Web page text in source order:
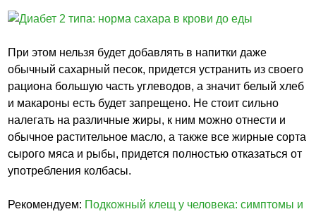
При этом нельзя будет добавлять в напитки даже
обычный сахарный песок, придется устранить из своего
рациона большую часть углеводов, а значит белый хлеб
и макароны есть будет запрещено. Не стоит сильно
налегать на различные жиры, к ним можно отнести и
обычное растительное масло, а также все жирные сорта
сырого мяса и рыбы, придется полностью отказаться от
употребления колбасы.
Рекомендуем: Подкожный клещ у человека: симптомы и